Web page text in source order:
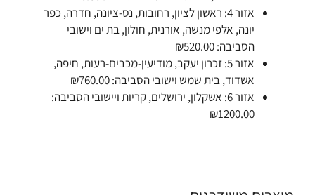
אזור 4: ראשון לציון, רחובות, נס-ציונה, חדרה, כפר
יונה, אלפי מנשה, אורנית, חולון, בת ים וישובי
הסביבה: ₪520.00
אזור 5: זכרון יעקב, מודיעין-מכבים-רעות, חיפה,
אשדוד, בית שמש וישובי הסביבה: ₪760.00
אזור 6: אשקלון, ירושלים, קריות ויישובי הסביבה:
₪1200.00